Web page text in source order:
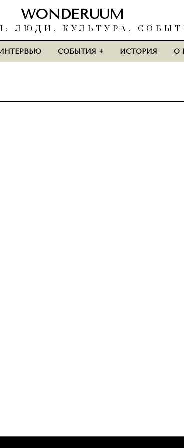
WONDERUUM
ЛЮДИ, КУЛЬТУРА,
ИНТЕРВЬЮ СОБЫТИЯ ИСТОРИЯ О